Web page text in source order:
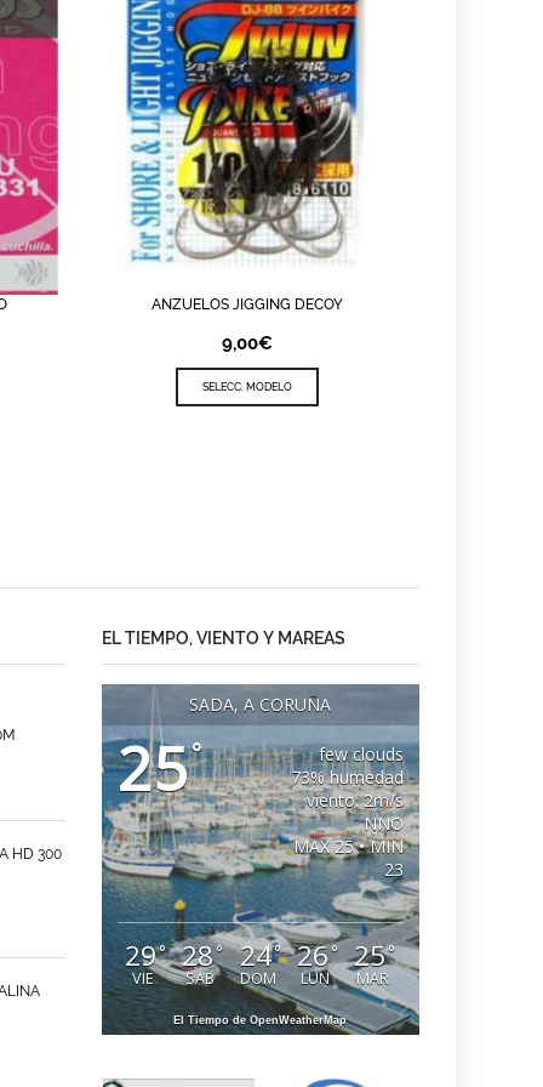
ANZUELOS JIGGING DECOY
9,00€
SELECC. MODELO
HD 300
EL TIEMPO, VIENTO Y MAREAS
SADA, A CORUÑA
25°
few clouds
73% humedad
viento: 2m/s
NNO
MAX 25 • MIN
23
29°
VIE
28°
SAB
24°
DOM
26°
LUN
25°
MAR
El Tiempo de OpenWeatherMap